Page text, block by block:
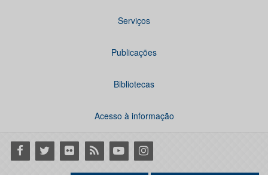
Serviços
Publicações
Bibliotecas
Acesso à informação
Facebook
Twitter Flickr RSS YoutubeInstagram